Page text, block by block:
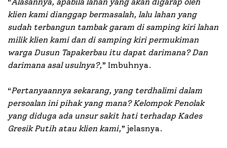
klien kami dianggap bermasalah, lalu lahan yang
sudah terbangun tambak garam di samping kiri lahan
milik klien kami dan di samping kiri permukiman
warga Dusun Tapakerbau itu dapat darimana? Dan
darimana asal usulnya?,” Imbuhnya.
“Pertanyaannya sekarang, yang terdhalimi dalam
persoalan ini pihak yang mana? Kelompok Penolak
yang diduga ada unsur sakit hati terhadap Kades
Gresik Putih atau klien kami,” jelasnya.